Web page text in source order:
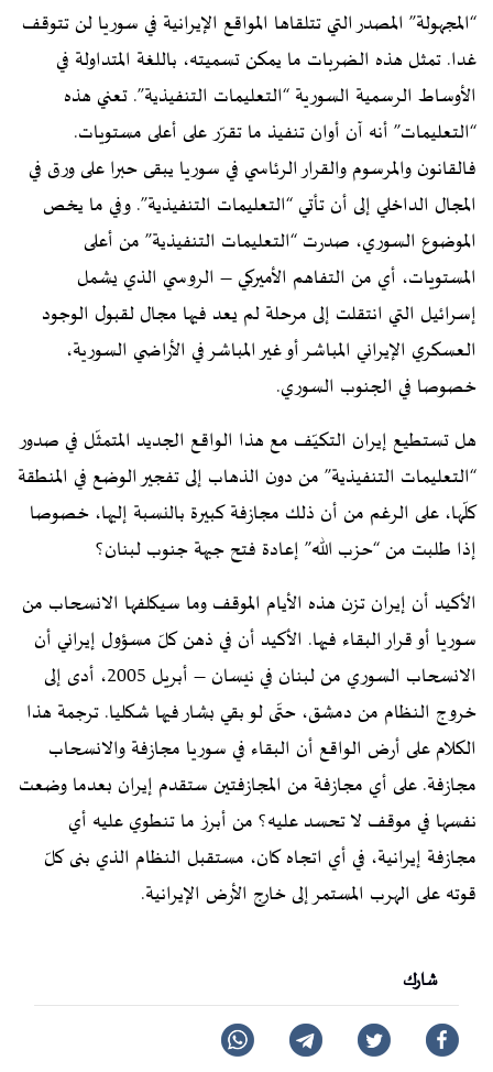
“المجهولة” المصدر التي تتلقاها المواقع الإيرانية في سوريا لن تتوقف
غدا. تمثل هذه الضربات ما يمكن تسميته، باللغة المتداولة في
الأوساط الرسمية السورية “التعليمات التنفيذية”. تعني هذه
“التعليمات” أنه آن أوان تنفيذ ما تقرّر على أعلى مستويات.
فالقانون والمرسوم والقرار الرئاسي في سوريا يبقى حبرا على ورق في
المجال الداخلي إلى أن تأتي “التعليمات التنفيذية”. وفي ما يخص
الموضوع السوري، صدرت “التعليمات التنفيذية” من أعلى
المستويات، أي من التفاهم الأميركي – الروسي الذي يشمل
إسرائيل التي انتقلت إلى مرحلة لم يعد فيها مجال لقبول الوجود
العسكري الإيراني المباشر أو غير المباشر في الأراضي السورية،
خصوصا في الجنوب السوري.
هل تستطيع إيران التكيّف مع هذا الواقع الجديد المتمثّل في صدور
“التعليمات التنفيذية” من دون الذهاب إلى تفجير الوضع في المنطقة
كلّها، على الرغم من أن ذلك مجازفة كبيرة بالنسبة إليها، خصوصا
إذا طلبت من “حزب الله” إعادة فتح جبهة جنوب لبنان؟
الأكيد أن إيران تزن هذه الأيام الموقف وما سيكلفها الانسحاب من
سوريا أو قرار البقاء فيها. الأكيد أن في ذهن كلّ مسؤول إيراني أن
الانسحاب السوري من لبنان في نيسان – أبريل 2005، أدى إلى
خروج النظام من دمشق، حتّى لو بقي بشار فيها شكليا. ترجمة هذا
الكلام على أرض الواقع أن البقاء في سوريا مجازفة والانسحاب
مجازفة. على أي مجازفة من المجازفتين ستقدم إيران بعدما وضعت
نفسها في موقف لا تحسد عليه؟ من أبرز ما تنطوي عليه أي
مجازفة إيرانية، في أي اتجاه كان، مستقبل النظام الذي بنى كلّ
قوته على الهرب المستمر إلى خارج الأرض الإيرانية.
شارك